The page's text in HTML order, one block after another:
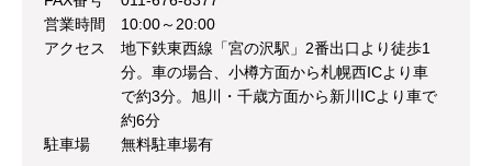
営業時間
10:00～20:00
アクセス
地下鉄東西線「宮の沢駅」2番出口より徒歩1
分。車の場合、小樽方面から札幌西ICより車
で約3分。旭川・千歳方面から新川ICより車で
約6分
駐車場
無料駐車場有